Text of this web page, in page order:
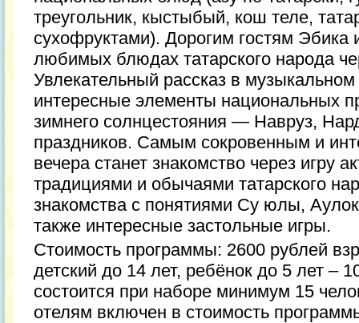
треугольник, кыстыбый, кош теле,
сухофруктами). Дорогим гостям Эбика
любимых блюдах татарского народа
Увлекательный рассказ в
интересные элементы национальных
зимнего солнцестояния — Навруз,
праздников. Самым сокровенным и
вечера станет знакомство через игру
традициями и обычаями татарского
знакомства с понятиями Су юлы,
также интересные застольные игры.
Стоимость программы: 2600 рублей
детский до 14 лет, ребёнок до 5 лет –
состоится при наборе минимум 15
отелям включен в стоимость